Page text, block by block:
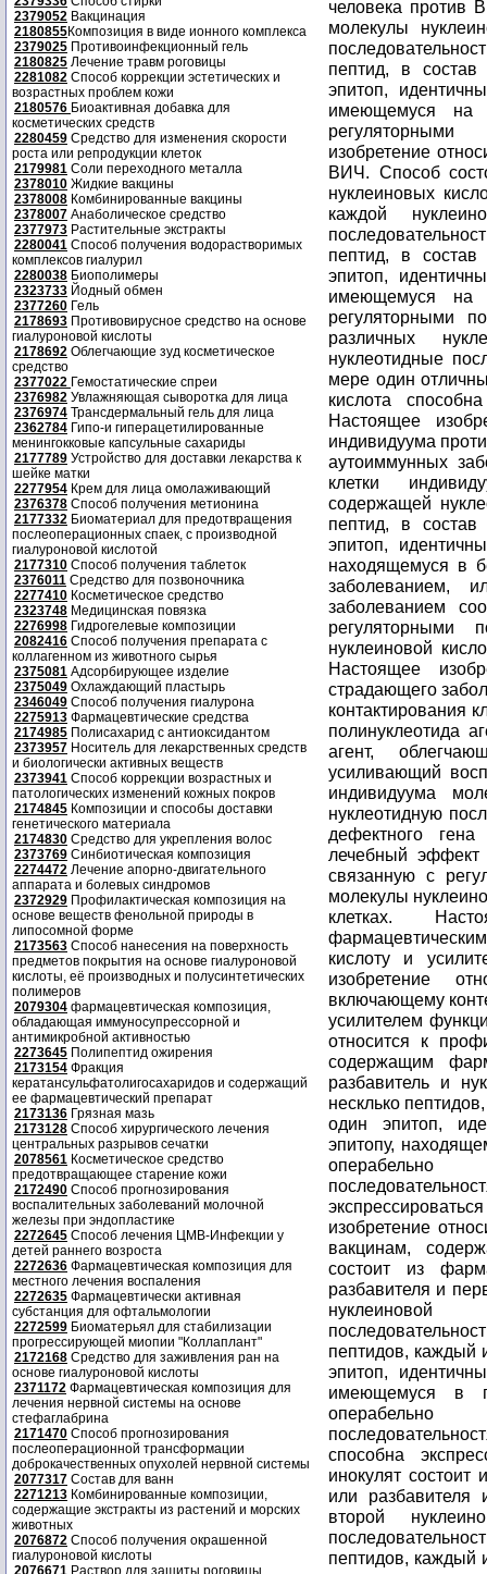
2379052 Вакцинация
2180855Композиция в виде ионного комплекса
2379025 Противоинфекционный гель
2180825 Лечение травм роговицы
2281082 Способ коррекции эстетических и
возрастных проблем кожи
2180576 Биоактивная добавка для
косметических средств
2280459 Средство для изменения скорости
роста или репродукции клеток
2179981 Соли переходного металла
2378010 Жидкие вакцины
2378008 Комбинированные вакцины
2378007 Анаболическое средство
2377973 Растительные экстракты
2280041 Способ получения водорастворимых
комплексов гиалурил
2280038 Биополимеры
2323733 Йодный обмен
2377260 Гель
2178693 Противовирусное средство на основе
гиалуроновой кислоты
2178692 Облегчающие зуд косметическое
средство
2377022 Гемостатические спреи
2376982 Увлажняющая сыворотка для лица
2376974 Трансдермальный гель для лица
2362784 Гипо-и гиперацетилированные
менингокковые капсульные сахариды
2177789 Устройство для доставки лекарства к
шейке матки
2277954 Крем для лица омолаживающий
2376378 Способ получения метионина
2177332 Биоматериал для предотвращения
послеоперационных спаек, с производной
гиалуроновой кислотой
2177310 Способ получения таблеток
2376011 Средство для позвоночника
2277410 Косметическое средство
2323748 Медицинская повязка
2276998 Гидрогелевые композиции
2082416 Способ получения препарата с
коллагенном из животного сырья
2375081 Адсорбирующее изделие
2375049 Охлаждающий пластырь
2346049 Способ получения гиалурона
2275913 Фармацевтические средства
2174985 Полисахарид с антиоксидантом
2373957 Носитель для лекарственных средств
и биологически активных веществ
2373941 Способ коррекции возрастных и
патологических изменений кожных покров
2174845 Композиции и способы доставки
генетического материала
2174830 Средство для укрепления волос
2373769 Синбиотическая композиция
2274472 Лечение апорно-двигательного
аппарата и болевых синдромов
2372929 Профилактическая композиция на
основе веществ фенольной природы в
липосомной форме
2173563 Способ нанесения на поверхность
предметов покрытия на основе гиалуроновой
кислоты, её производных и полусинтетических
полимеров
2079304 фармацевтическая композиция,
обладающая иммуносупрессорной и
антимикробной активностью
2273645 Полипептид ожирения
2173154 Фракция
кератансульфатолигосахаридов и содержащий
ее фармацевтический препарат
2173136 Грязная мазь
2173128 Способ хирургического лечения
центральных разрывов сечатки
2078561 Косметическое средство
предотвращающее старение кожи
2172490 Способ прогнозирования
воспалительных заболеваний молочной
железы при эндопластике
2272645 Способ лечения ЦМВ-Инфекции у
детей раннего возроста
2272636 Фармацевтическая композиция для
местного лечения воспаления
2272635 Фармацевтически активная
субстанция для офтальмологии
2272599 Биоматерьял для стабилизации
прогрессирующей миопии "Коллаплант"
2172168 Средство для заживления ран на
основе гиалуроновой кислоты
2371172 Фармацевтическая композиция для
лечения нервной системы на основе
стефаглабрина
2171470 Способ прогнозирования
послеоперационной трансформации
доброкачественных опухолей нервной системы
2077317 Состав для ванн
2271213 Комбинированные композиции,
содержащие экстракты из растений и морских
животных
2076872 Способ получения окрашенной
гиалуроновой кислоты
2076671 Раствор для защиты роговицы